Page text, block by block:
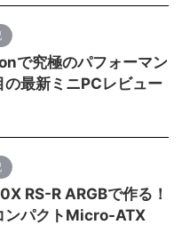
で究極のパフォーマン
の最新ミニPCレビュー
RS-R ARGBで作る！
ンパクトMicro-ATX